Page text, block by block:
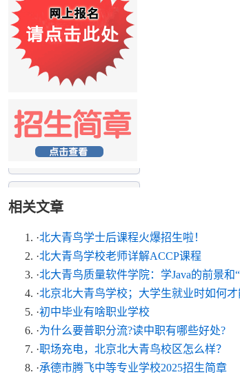
相关文章
·北大青鸟学士后课程火爆招生啦！
·北大青鸟学校老师详解ACCP课程
·北大青鸟质量软件学院：学Java的前景和
·北京北大青鸟学校；大学生就业时如何才
·初中毕业有啥职业学校
·为什么要普职分流?读中职有哪些好处?
·职场充电，北京北大青鸟校区怎么样？
·承德市腾飞中等专业学校2025招生简章